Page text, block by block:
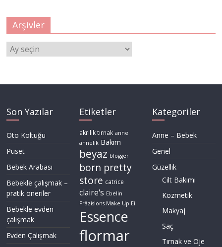
Arşivler
Arşivler
Son Yazılar
Oto Koltuğu
Puset
Bebek Arabası
Bebekle çalışmak –
pratik öneriler
Bebekle evden
çalışmak
Evden Çalışmak
Etiketler
akrilik tırnak anne
annelik Bakım
beyaz blogger
born pretty
store catrice
claire's Ebelin
Präzisions Make Up Ei
Essence
flormar
Kategoriler
Anne – Bebek
Genel
Güzellik
Cilt Bakımı
Kozmetik
Makyaj
Saç
Tırnak ve Oje